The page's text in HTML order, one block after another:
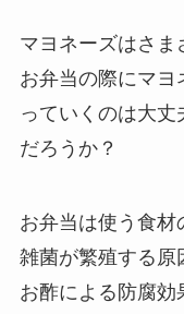
マヨネーズはさま
お弁当の際にマ
っていくのは大
だろうか？
お弁当は使う食材
雑菌が繁殖する原
お酢による防腐効